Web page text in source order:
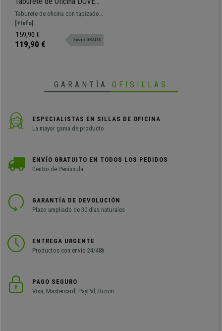
PIEL, Gran Acolchado,
Elegante Diseño, color
Crema
Taburete de oficina con tapizado
de piel. Exclusivo diseño y gran
confort gracias a su grueso
acolchado.
[+Info]
159,90 €
119,90 € Envio GRATIS
GARANTÍA OFISILLAS
ESPECIALISTAS EN SILLAS DE OFICINA
La mayor gama de producto
ENVÍO GRATUITO EN TODOS LOS PEDIDOS
Dentro de Península
GARANTÍA DE DEVOLUCIÓN
Plazo ampliado de 30 días naturales
ENTREGA URGENTE
Productos con envío 24/48h
PAGO SEGURO
Visa, Mastercard, PayPal, Bizum